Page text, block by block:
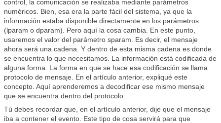
control, la comunicación se realizaba mediante parámetros
numéricos. Bien, esa era la parte fácil del sistema, ya que la
información estaba disponible directamente en los parámetros
(lparam o dparam). Pero aquí la cosa cambia. En este punto,
usaremos el valor del parámetro sparam. Es decir, el mensaje
ahora será una cadena. Y dentro de esta misma cadena es donde
se encuentra lo que necesitamos. La información está codificada de
alguna forma. La forma en que se hace esa codificación se llama
protocolo de mensaje. En el artículo anterior, expliqué este
concepto. Aquí aprenderemos a decodificar ese mismo mensaje
que se encuentra dentro del protocolo.
Tú debes recordar que, en el artículo anterior, dije que el mensaje
iba a contener el evento. Este tipo de cosa servirá para que